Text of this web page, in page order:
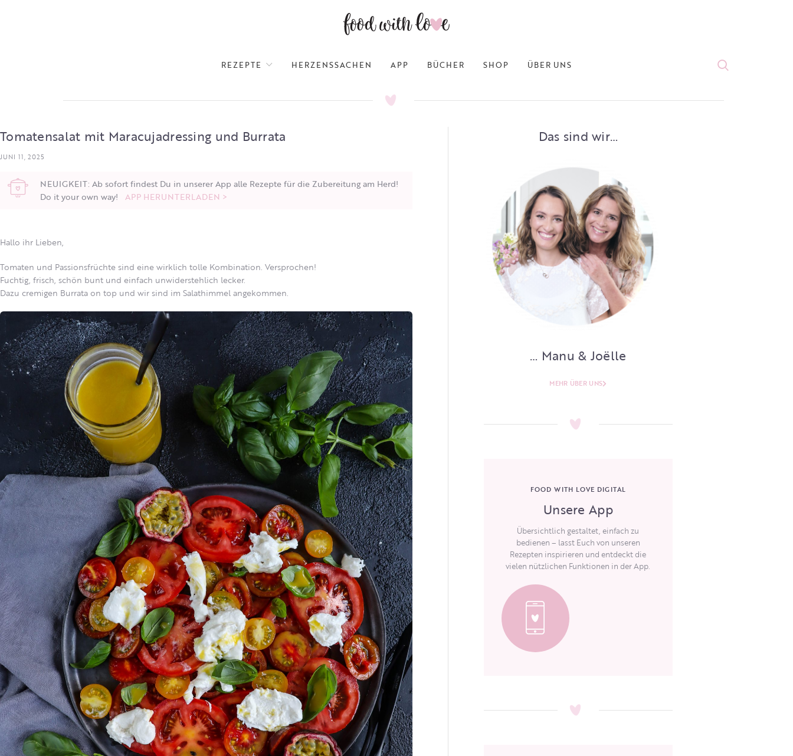
REZEPTE HERZENSSACHEN APP BÜCHER SHOP ÜBER UNS
Tomatensalat mit Maracujadressing und Burrata
JUNI 11, 2025
NEUIGKEIT: Ab sofort findest Du in unserer App alle Rezepte für die Zubereitung am Herd!
Do it your own way! APP HERUNTERLADEN >
Hallo ihr Lieben,
Tomaten und Passionsfrüchte sind eine wirklich tolle Kombination. Versprochen!
Fuchtig, frisch, schön bunt und einfach unwiderstehlich lecker.
Dazu cremigen Burrata on top und wir sind im Salathimmel angekommen.
Das sind wir…
… Manu & Joëlle
MEHR ÜBER UNS
FOOD WITH LOVE DIGITAL
Unsere App
Übersichtlich gestaltet, einfach zu
bedienen – lasst Euch von unseren
Rezepten inspirieren und entdeckt die
vielen nützlichen Funktionen in der App.